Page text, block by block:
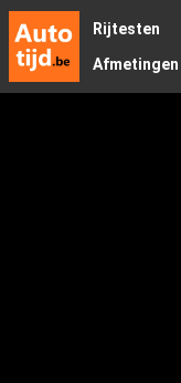
Rijtesten
Afmetingen